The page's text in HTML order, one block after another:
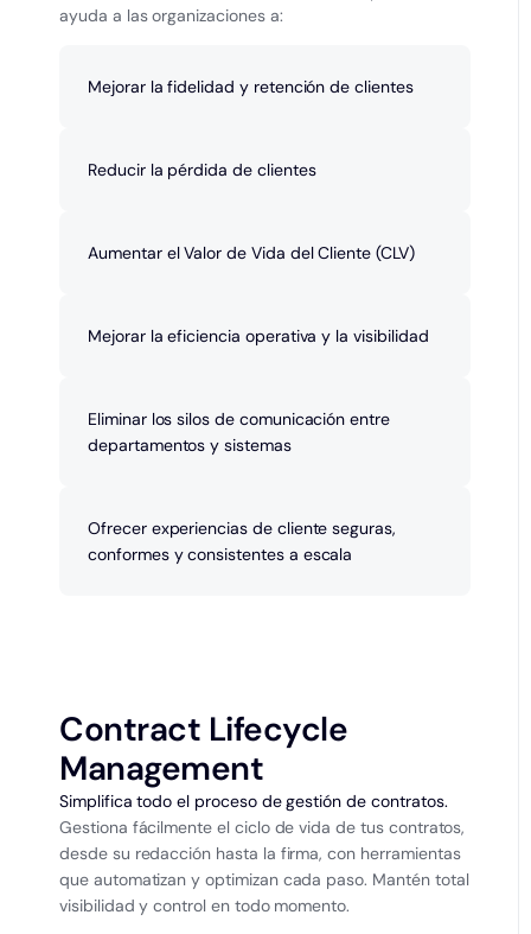
ayuda a las organizaciones a:
Mejorar la fidelidad y retención de clientes
Reducir la pérdida de clientes
Aumentar el Valor de Vida del Cliente (CLV)
Mejorar la eficiencia operativa y la visibilidad
Eliminar los silos de comunicación entre
departamentos y sistemas
Ofrecer experiencias de cliente seguras,
conformes y consistentes a escala
Contract Lifecycle
Management
Simplifica todo el proceso de gestión de contratos.
Gestiona fácilmente el ciclo de vida de tus contratos,
desde su redacción hasta la firma, con herramientas
que automatizan y optimizan cada paso. Mantén total
visibilidad y control en todo momento.